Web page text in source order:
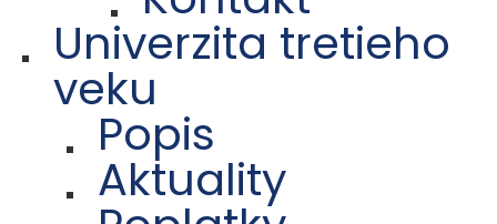
Univerzita tretieho
veku
Popis
Aktuality